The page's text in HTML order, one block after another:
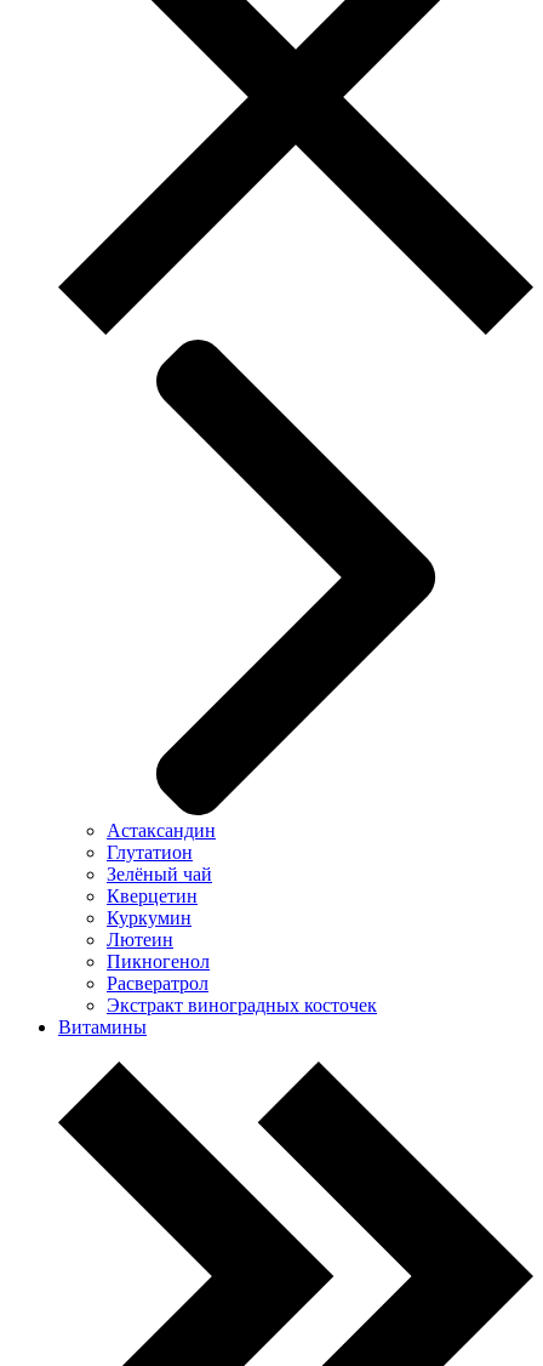
Астаксандин
Глутатион
Зелёный чай
Кверцетин
Куркумин
Лютеин
Пикногенол
Расвератрол
Экстракт виноградных косточек
Витамины